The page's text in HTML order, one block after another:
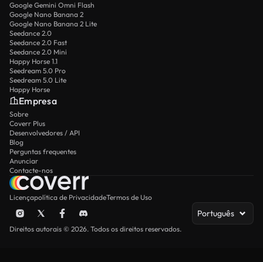
Google Gemini Omni Flash
Google Nano Banana 2
Google Nano Banana 2 Lite
Seedance 2.0
Seedance 2.0 Fast
Seedance 2.0 Mini
Happy Horse 1.1
Seedream 5.0 Pro
Seedream 5.0 Lite
Happy Horse
Empresa
Sobre
Coverr Plus
Desenvolvedores / API
Blog
Perguntas frequentes
Anunciar
Contacte-nos
Licençapolítica de PrivacidadeTermos de Uso
Português
Direitos autorais © 2026. Todos os direitos reservados.